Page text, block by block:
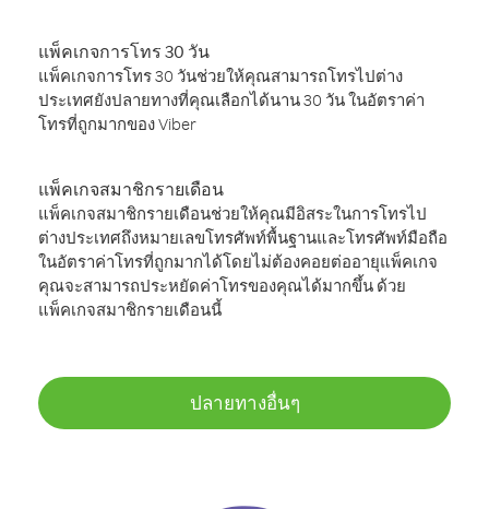
แพ็คเกจการโทร 30 วัน
แพ็คเกจการโทร 30 วันช่วยให้คุณสามารถโทรไปต่าง
ประเทศยังปลายทางที่คุณเลือกได้นาน 30 วัน ในอัตราค่า
โทรที่ถูกมากของ Viber
แพ็คเกจสมาชิกรายเดือน
แพ็คเกจสมาชิกรายเดือนช่วยให้คุณมีอิสระในการโทรไป
ต่างประเทศถึงหมายเลขโทรศัพท์พื้นฐานและโทรศัพท์มือถือ
ในอัตราค่าโทรที่ถูกมากได้โดยไม่ต้องคอยต่ออายุแพ็คเกจ
คุณจะสามารถประหยัดค่าโทรของคุณได้มากขึ้น ด้วย
แพ็คเกจสมาชิกรายเดือนนี้
ปลายทางอื่นๆ